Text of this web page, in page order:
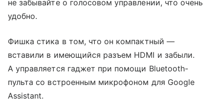
не забывайте о голосовом управлении, что очень
удобно.
Фишка стика в том, что он компактный —
вставили в имеющийся разъем HDMI и забыли.
А управляется гаджет при помощи Bluetooth-
пульта со встроенным микрофоном для Google
Assistant.